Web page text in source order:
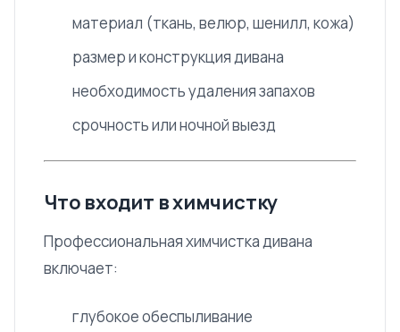
материал (ткань, велюр, шенилл, кожа)
размер и конструкция дивана
необходимость удаления запахов
срочность или ночной выезд
Что входит в химчистку
Профессиональная химчистка дивана
включает:
глубокое обеспыливание